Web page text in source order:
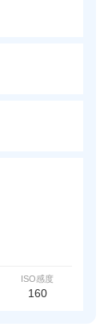
ISO感度
160